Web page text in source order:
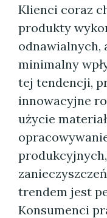
Klienci coraz
produkty
odnawialnych,
minimalny
tej tendencji,
innowacyjne
użycie
trendem jest
Konsumenci